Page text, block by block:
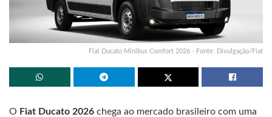
Fiat Ducato Minibus Comfort 2026 - Fonte: Divulgação/Fiat
O Fiat Ducato 2026 chega ao mercado brasileiro com uma